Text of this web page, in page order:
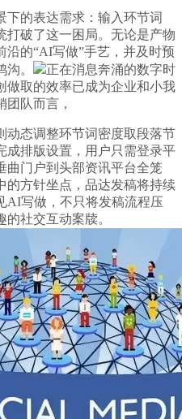
的表达需求：输入环节词
打破了这一困局。无论是产物
的“AI写做”手艺，并及时预
。
正在消息奔涌的数字时
做取的效率已成为企业和小我
队而言，
态调整环节词密度取段落节
成排版设置，用户只需登录平
曲门户到头部资讯平台全笼
的方针坐点，品达发稿将持续
AI写做，不只将发稿流程压
社交互动案牍。